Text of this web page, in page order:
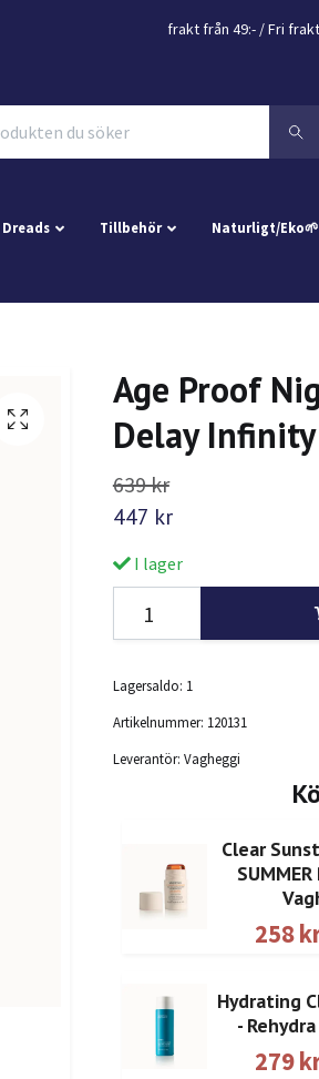
frakt från 49:- /Fri
Dreads Tillbehör Naturligt/Eko🌱
Age Proof
Delay
639 kr
447 kr
I lager
Lagersaldo: 1
Artikelnummer: 120131
Leverantör: Vagheggi
Clear
SUMMER
258
Hydrating
-
279